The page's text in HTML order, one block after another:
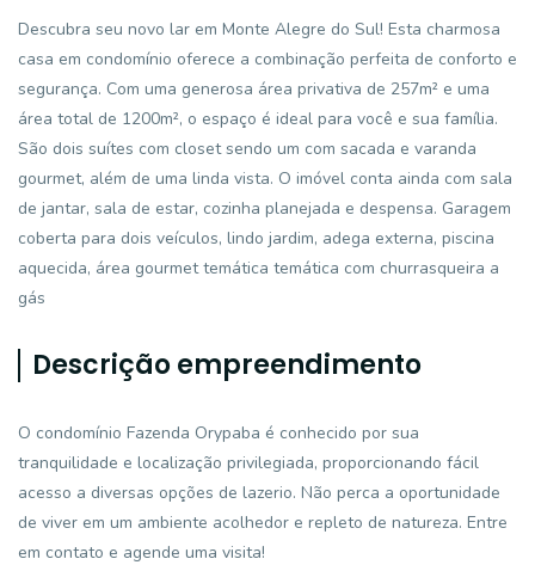
Descubra seu novo lar em Monte Alegre do Sul! Esta charmosa
casa em condomínio oferece a combinação perfeita de conforto e
segurança. Com uma generosa área privativa de 257m² e uma
área total de 1200m², o espaço é ideal para você e sua família.
São dois suítes com closet sendo um com sacada e varanda
gourmet, além de uma linda vista. O imóvel conta ainda com sala
de jantar, sala de estar, cozinha planejada e despensa. Garagem
coberta para dois veículos, lindo jardim, adega externa, piscina
aquecida, área gourmet temática temática com churrasqueira a
gás
Descrição empreendimento
O condomínio Fazenda Orypaba é conhecido por sua
tranquilidade e localização privilegiada, proporcionando fácil
acesso a diversas opções de lazerio. Não perca a oportunidade
de viver em um ambiente acolhedor e repleto de natureza. Entre
em contato e agende uma visita!